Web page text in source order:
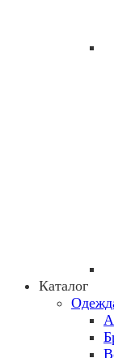
Каталог